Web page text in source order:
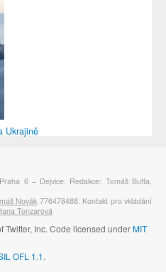
Ukrajině
6 – Dejvice. Redakce: Tomáš Butta,
Novák 776478488. Kontakt pro vkládání
Tonzarová
Twitter, Inc. Code licensed underMIT
OFL 1.1.